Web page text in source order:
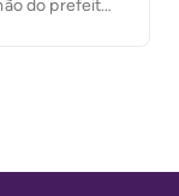
do prefeito